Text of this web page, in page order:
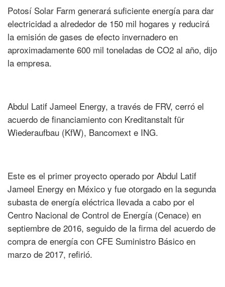
Potosí Solar Farm generará suficiente energía para dar
electricidad a alrededor de 150 mil hogares y reducirá
la emisión de gases de efecto invernadero en
aproximadamente 600 mil toneladas de CO2 al año, dijo
la empresa.
Abdul Latif Jameel Energy, a través de FRV, cerró el
acuerdo de financiamiento con Kreditanstalt für
Wiederaufbau (KfW), Bancomext e ING.
Este es el primer proyecto operado por Abdul Latif
Jameel Energy en México y fue otorgado en la segunda
subasta de energía eléctrica llevada a cabo por el
Centro Nacional de Control de Energía (Cenace) en
septiembre de 2016, seguido de la firma del acuerdo de
compra de energía con CFE Suministro Básico en
marzo de 2017, refirió.